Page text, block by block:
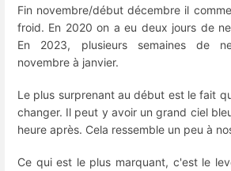
Fin novembre/début décembre il
froid. En 2020 on a eu deux jours de
En 2023, plusieurs semaines de
novembre à janvier.
Le plus surprenant au début est le fait
changer. Il peut y avoir un grand ciel
heure après. Cela ressemble un peu à
Ce qui est le plus marquant, c'est le